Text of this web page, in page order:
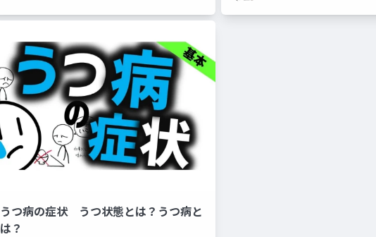
うつ病の症状 うつ状態とは？うつ病と
は？